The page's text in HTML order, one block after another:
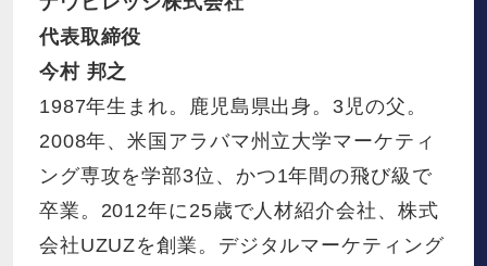
代表取締役
今村 邦之
1987年生まれ。鹿児島県出身。3児の父。
2008年、米国アラバマ州立大学マーケティ
ング専攻を学部3位、かつ1年間の飛び級で
卒業。2012年に25歳で人材紹介会社、株式
会社UZUZを創業。デジタルマーケティング